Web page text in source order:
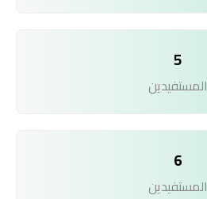
5
المستفيدين
6
المستفيدين